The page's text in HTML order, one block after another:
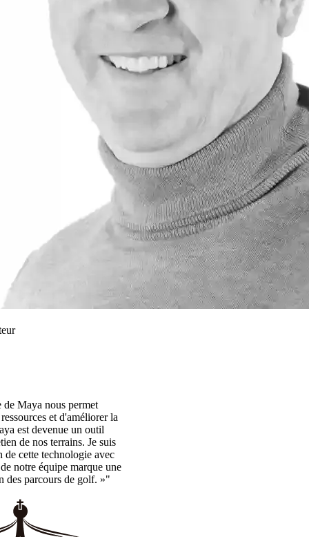
Maya nous permet
et d'améliorer la
est devenue un outil
de nos terrains. Je suis
de cette technologie avec
notre équipe marque une
des parcours de golf. »"